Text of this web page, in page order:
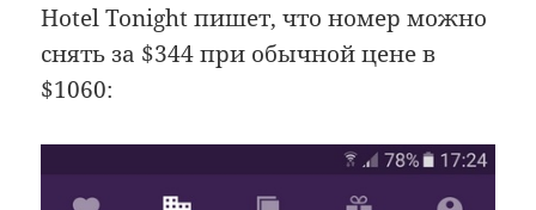
Hotel Tonight пишет, что номер можно
снять за $344 при обычной цене в
$1060: